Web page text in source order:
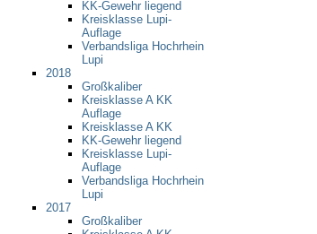
KK-Gewehr liegend
Kreisklasse Lupi-
Auflage
Verbandsliga Hochrhein
Lupi
2018
Großkaliber
Kreisklasse A KK
Auflage
Kreisklasse A KK
KK-Gewehr liegend
Kreisklasse Lupi-
Auflage
Verbandsliga Hochrhein
Lupi
2017
Großkaliber